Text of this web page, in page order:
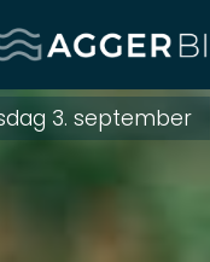
BIO
3. september